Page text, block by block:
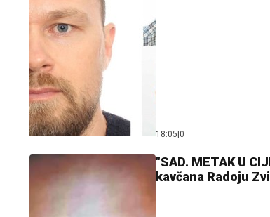
18:05 0
"SAD. METAK U
kavčana Radoju